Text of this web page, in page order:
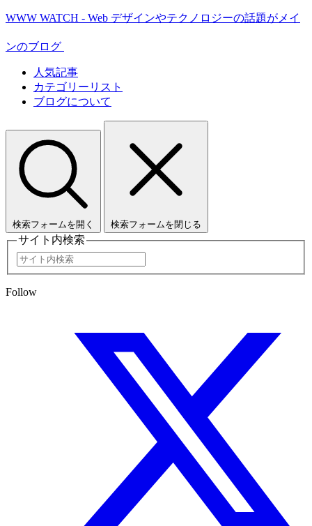
WWW WATCH - Web デザインやテクノロジーの話題がメイ
ンのブログ
人気記事
カテゴリーリスト
ブログについて
検索フォームを開く 検索フォームを閉じる
サイト内検索
Follow